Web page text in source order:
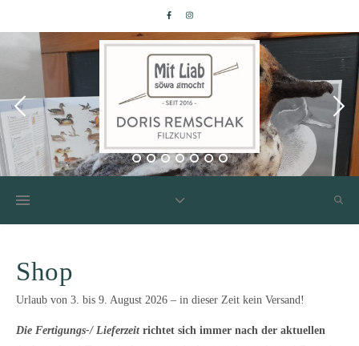
Shop
Urlaub von 3. bis 9. August 2026 – in dieser Zeit kein Versand!
Die Fertigungs-/ Lieferzeit richtet sich immer nach der aktuellen